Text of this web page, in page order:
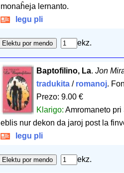
monaĥeja lernanto.
legu pli
ekz.
Baptofilino, La.Jon
tradukita / romanoj.
Prezo: 9.00 €
Klarigo:Amromaneto
eblis nur dekon da jaroj post la
legu pli
ekz.